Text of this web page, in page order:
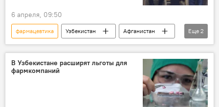
6 апреля, 09:50
фармацевтика Узбекистан
Афганистан
продукция
Торговля
Еще 2
В Узбекистане расширят льготы для
фармкомпаний